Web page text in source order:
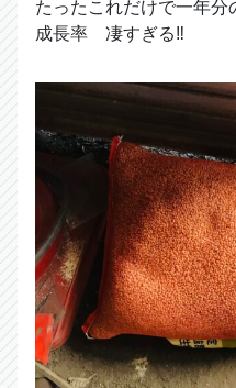
たったこれだけで一年
成長率 凄すぎる‼︎